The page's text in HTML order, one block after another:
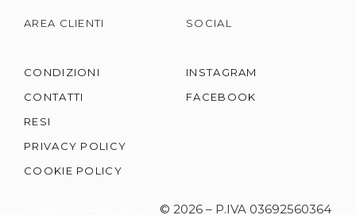
AREA CLIENTI
CONDIZIONI
CONTATTI
RESI
PRIVACY POLICY
COOKIE POLICY
SOCIAL
INSTAGRAM
FACEBOOK
© 2026 – P.IVA 03692560364